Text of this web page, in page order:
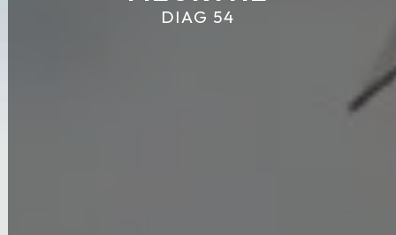
DIAG 54